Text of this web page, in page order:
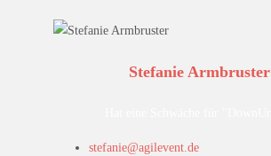
Stefanie Armbruster
stefanie@agilevent.de